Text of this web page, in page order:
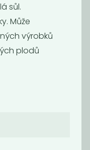
Kč / Kg
sůl.
Může
výrobků
plodů